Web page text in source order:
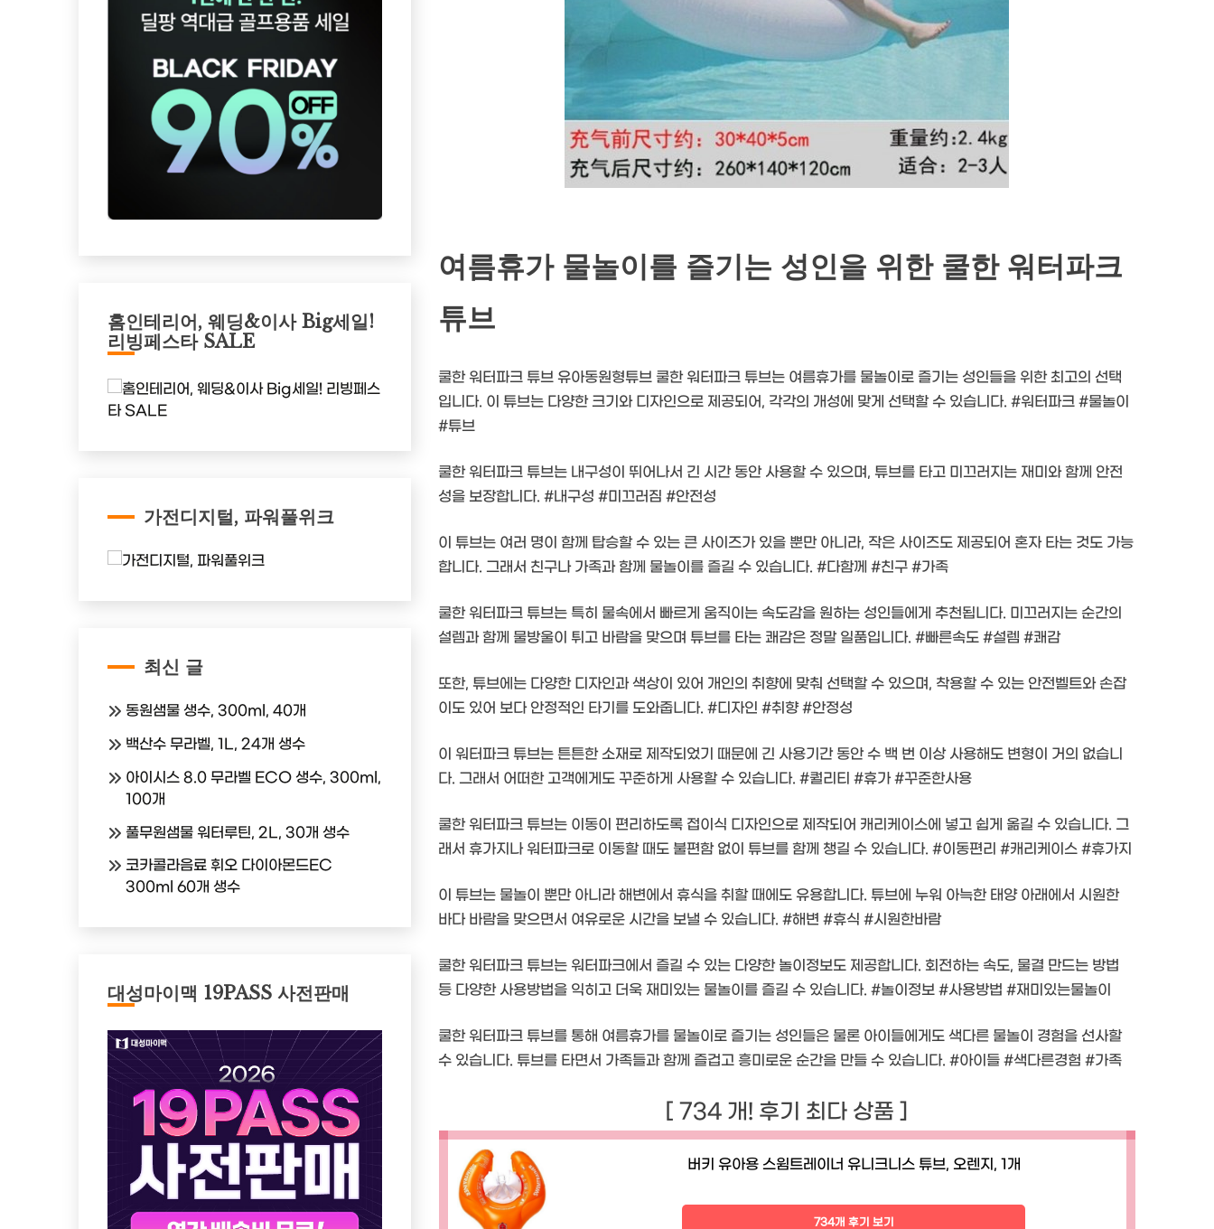
여름휴가 물놀이를 즐기는 성인을 위한 쿨한 워터파크
튜브
쿨한 워터파크 튜브 유아동원형튜브 쿨한 워터파크 튜브는 여름휴가를 물놀이로 즐기는 성인들을 위한 최고의 선택
입니다. 이 튜브는 다양한 크기와 디자인으로 제공되어, 각각의 개성에 맞게 선택할 수 있습니다. #워터파크 #물놀이
#튜브
쿨한 워터파크 튜브는 내구성이 뛰어나서 긴 시간 동안 사용할 수 있으며, 튜브를 타고 미끄러지는 재미와 함께 안전
성을 보장합니다. #내구성 #미끄러짐 #안전성
이 튜브는 여러 명이 함께 탑승할 수 있는 큰 사이즈가 있을 뿐만 아니라, 작은 사이즈도 제공되어 혼자 타는 것도 가능
합니다. 그래서 친구나 가족과 함께 물놀이를 즐길 수 있습니다. #다함께 #친구 #가족
쿨한 워터파크 튜브는 특히 물속에서 빠르게 움직이는 속도감을 원하는 성인들에게 추천됩니다. 미끄러지는 순간의
설렘과 함께 물방울이 튀고 바람을 맞으며 튜브를 타는 쾌감은 정말 일품입니다. #빠른속도 #설렘 #쾌감
또한, 튜브에는 다양한 디자인과 색상이 있어 개인의 취향에 맞춰 선택할 수 있으며, 착용할 수 있는 안전벨트와 손잡
이도 있어 보다 안정적인 타기를 도와줍니다. #디자인 #취향 #안정성
이 워터파크 튜브는 튼튼한 소재로 제작되었기 때문에 긴 사용기간 동안 수 백 번 이상 사용해도 변형이 거의 없습니
다. 그래서 어떠한 고객에게도 꾸준하게 사용할 수 있습니다. #퀄리티 #휴가 #꾸준한사용
쿨한 워터파크 튜브는 이동이 편리하도록 접이식 디자인으로 제작되어 캐리케이스에 넣고 쉽게 옮길 수 있습니다. 그
래서 휴가지나 워터파크로 이동할 때도 불편함 없이 튜브를 함께 챙길 수 있습니다. #이동편리 #캐리케이스 #휴가지
이 튜브는 물놀이 뿐만 아니라 해변에서 휴식을 취할 때에도 유용합니다. 튜브에 누워 아늑한 태양 아래에서 시원한
바다 바람을 맞으면서 여유로운 시간을 보낼 수 있습니다. #해변 #휴식 #시원한바람
쿨한 워터파크 튜브는 워터파크에서 즐길 수 있는 다양한 놀이정보도 제공합니다. 회전하는 속도, 물결 만드는 방법
등 다양한 사용방법을 익히고 더욱 재미있는 물놀이를 즐길 수 있습니다. #놀이정보 #사용방법 #재미있는물놀이
쿨한 워터파크 튜브를 통해 여름휴가를 물놀이로 즐기는 성인들은 물론 아이들에게도 색다른 물놀이 경험을 선사할
수 있습니다. 튜브를 타면서 가족들과 함께 즐겁고 흥미로운 순간을 만들 수 있습니다. #아이들 #색다른경험 #가족
[ 734 개! 후기 최다 상품 ]
버키 유아용 스윔트레이너 유니크니스 튜브, 오렌지, 1개
734개 후기 보기
홈인테리어, 웨딩&이사 Big세일!
리빙페스타 SALE
가전디지털, 파워풀위크
최신 글
동원샘물 생수, 300ml, 40개
백산수 무라벨, 1L, 24개 생수
아이시스 8.0 무라벨 ECO 생수, 300ml,
100개
풀무원샘물 워터루틴, 2L, 30개 생수
코카콜라음료 휘오 다이아몬드EC
300ml 60개 생수
대성마이맥 19PASS 사전판매